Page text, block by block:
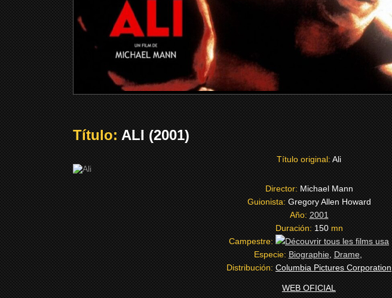
Título:ALI (2001)
Título original:Ali
Director:Michael Mann
Guionista:Gregory Allen Howard
Año:2001
Duración:150mn
Campestre:
Especie:Biographie,Drame,
Distribución:Columbia Pictures Corporation
WEB OFICIAL